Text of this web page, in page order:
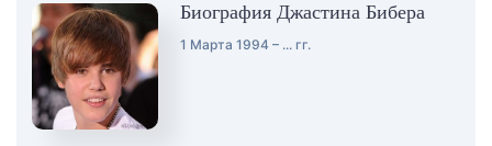
Биография Джастина Бибера
1 Марта 1994 – ... гг.